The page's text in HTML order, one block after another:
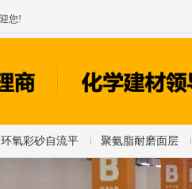
您!
环氧彩砂自流平 聚氨脂耐磨面层